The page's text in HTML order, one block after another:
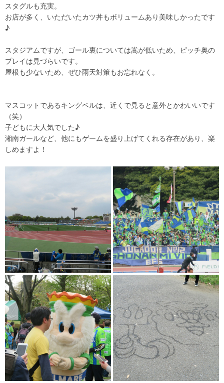
スタグルも充実。
お店が多く、いただいたカツ丼もボリュームあり美味しかったです
♪
スタジアムですが、ゴール裏については嵩が低いため、ピッチ奥の
プレイは見づらいです。
屋根も少ないため、ぜひ雨天対策もお忘れなく。
マスコットであるキングベルは、近くで見ると意外とかわいいです
（笑）
子どもに大人気でした♪
湘南ガールなど、他にもゲームを盛り上げてくれる存在があり、楽
しめますよ！